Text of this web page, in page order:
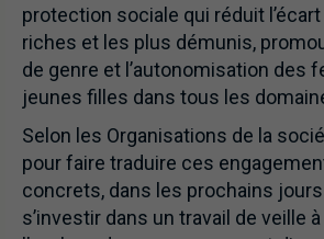
protection sociale qui réduit
riches et les plus démunis,
de genre et l’autonomisation des
jeunes filles dans tous les
Selon les Organisations de la
pour faire traduire ces
concrets, dans les prochains
s’investir dans un travail de veille